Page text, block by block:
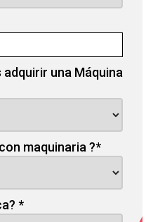
una Máquina
maquinaria ?*
*